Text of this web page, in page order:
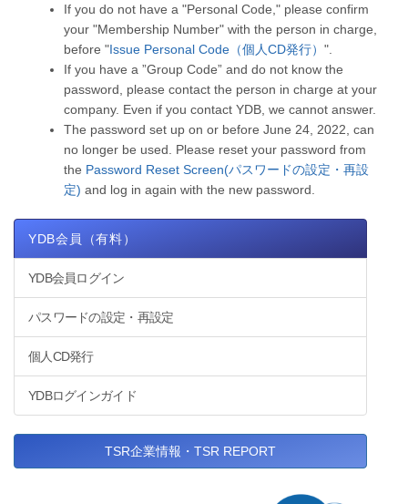
If you do not have a "Personal Code," please confirm
your "Membership Number" with the person in charge,
before "Issue Personal Code（個人CD発行） ".
If you have a ”Group Code” and do not know the
password, please contact the person in charge at your
company. Even if you contact YDB, we cannot answer.
The password set up on or before June 24, 2022, can
no longer be used. Please reset your password from
the Password Reset Screen(パスワードの設定・再設
定) and log in again with the new password.
YDB会員（有料）
YDB会員ログイン
パスワードの設定・再設定
個人CD発行
YDBログインガイド
TSR企業情報・TSR REPORT